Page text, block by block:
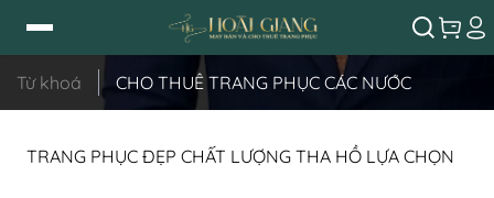
Từ khoá CHO THUÊ TRANG PHỤC CÁC NƯỚC
TRANG PHỤC ĐẸP CHẤT LƯỢNG THA HỒ LỰA CHỌN